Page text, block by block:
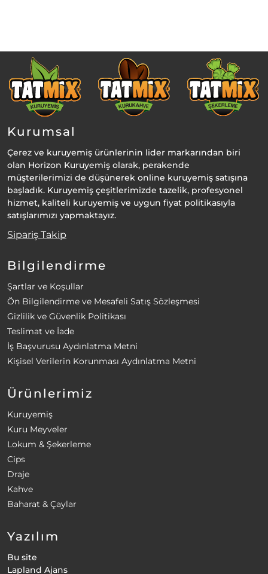
Kurumsal
Çerez ve kuruyemiş ürünlerinin lider markarından biri
olan Horizon Kuruyemiş olarak, perakende
müşterilerimizi de düşünerek online kuruyemiş satışına
başladık. Kuruyemiş çeşitlerimizde tazelik, profesyonel
hizmet, kaliteli kuruyemiş ve uygun fiyat politikasıyla
satışlarımızı yapmaktayız.
Sipariş Takip
Bilgilendirme
Şartlar ve Koşullar
Ön Bilgilendirme ve Mesafeli Satış Sözleşmesi
Gizlilik ve Güvenlik Politikası
Teslimat ve İade
İş Başvurusu Aydınlatma Metni
Kişisel Verilerin Korunması Aydınlatma Metni
Ürünlerimiz
Kuruyemiş
Kuru Meyveler
Lokum & Şekerleme
Cips
Draje
Kahve
Baharat & Çaylar
Yazılım
Bu site
Lapland Ajans